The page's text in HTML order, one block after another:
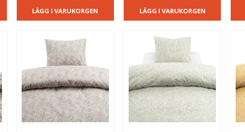
LÄGG I VARUKORGEN LÄGG I VARUKORGEN